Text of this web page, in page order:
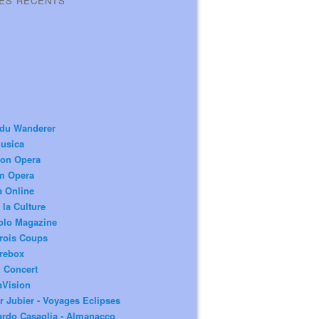
Wanderer
Opera
Opera
Online
la Culture
Magazine
Coups
Concert
Jubier - Voyages Eclipses
Casaglia - Almanacco